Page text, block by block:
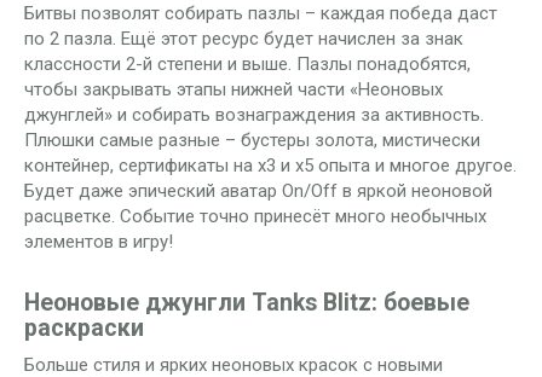
Битвы позволят собирать пазлы – каждая победа даст
по 2 пазла. Ещё этот ресурс будет начислен за знак
классности 2-й степени и выше. Пазлы понадобятся,
чтобы закрывать этапы нижней части «Неоновых
джунглей» и собирать вознаграждения за активность.
Плюшки самые разные – бустеры золота, мистически
контейнер, сертификаты на х3 и х5 опыта и многое другое.
Будет даже эпический аватар On/Off в яркой неоновой
расцветке. Событие точно принесёт много необычных
элементов в игру!
Неоновые джунгли Tanks Blitz: боевые
раскраски
Больше стиля и ярких неоновых красок с новыми